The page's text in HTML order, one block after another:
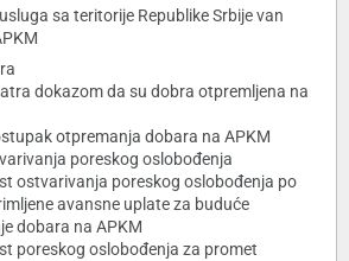
sa teritorije Republike Srbije van
dokazom da su dobra otpremljena na
otpremanja dobara na APKM
poreskog oslobođenja
ostvarivanja poreskog oslobođenja po
avansne uplate za buduće
dobara na APKM
poreskog oslobođenja za promet